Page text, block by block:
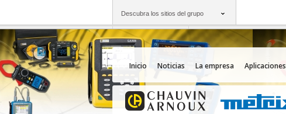
Descubra los sitios del grupo
Grupo
Chauvin Arnoux
Empresas
Una oferta a su servicio
Inicio Noticias La empresa Aplicaciones